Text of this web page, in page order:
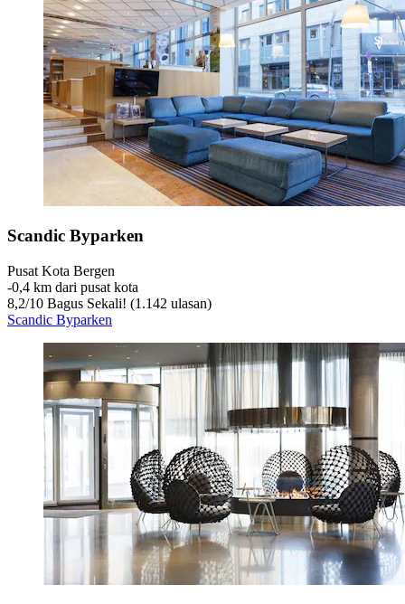
Scandic Byparken
Pusat Kota Bergen
‐0,4 km dari pusat kota
8,2/10 Bagus Sekali! (1.142 ulasan)
Scandic Byparken